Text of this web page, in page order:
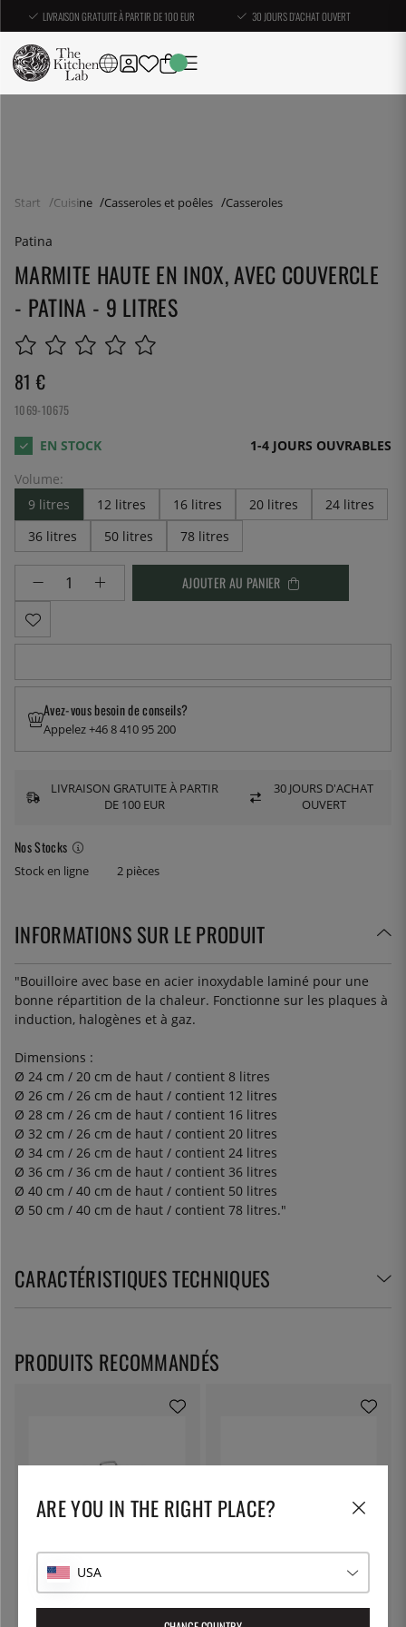
LIVRAISON GRATUITE À PARTIR DE 100 EUR 30 JOURS D'ACHAT OUVERT
Start Cuisine Casseroles et poêles Casseroles
Patina
MARMITE HAUTE EN INOX, AVEC COUVERCLE
- PATINA - 9 LITRES
81 €
1069-10675
1-4 JOURS OUVRABLES
Volume:
9 litres
12 litres 16 litres 20 litres
24 litres
36 litres
50 litres 78 litres
AJOUTER AU PANIER
Nos Stocks
Stock en ligne 2 pièces
Avez-vous besoin de conseils?
Appelez +46 8 410 95 200
LIVRAISON GRATUITE À PARTIR
DE 100 EUR
30 JOURS D'ACHAT
OUVERT
INFORMATIONS SUR LE PRODUIT
"Bouilloire avec base en acier inoxydable laminé pour une
bonne répartition de la chaleur. Fonctionne sur les plaques à
induction, halogènes et à gaz.
Dimensions :
Ø 24 cm / 20 cm de haut / contient 8 litres
Ø 26 cm / 26 cm de haut / contient 12 litres
Ø 28 cm / 26 cm de haut / contient 16 litres
Ø 32 cm / 26 cm de haut / contient 20 litres
Ø 34 cm / 26 cm de haut / contient 24 litres
Ø 36 cm / 36 cm de haut / contient 36 litres
Ø 40 cm / 40 cm de haut / contient 50 litres
Ø 50 cm / 40 cm de haut / contient 78 litres."
CARACTÉRISTIQUES TECHNIQUES
PATINA
Marmite haute en inox, avec
couvercle - Patina - 12 litres
couvercle - Patina - 10 litres
PRODUITS RECOMMANDÉS
ARE YOU IN THE RIGHT PLACE?
USA